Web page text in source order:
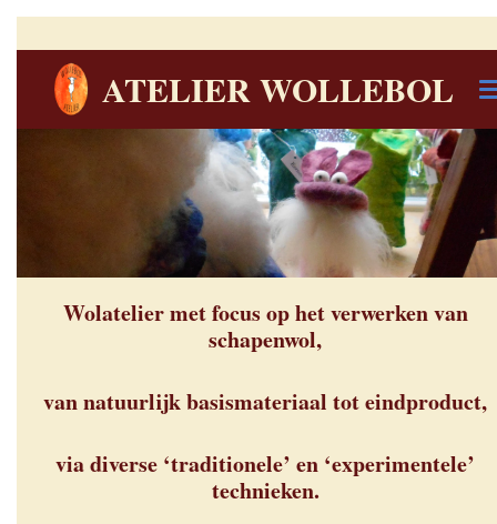
direct
naar
ATELIER WOLLEBOL
Wolatelier met focus op het verwerken van
schapenwol,
van natuurlijk basismateriaal tot eindproduct,
via diverse ‘traditionele’ en ‘experimentele’
technieken.